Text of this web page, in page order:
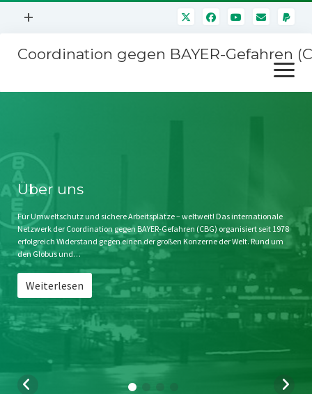
Menü
+
Mitmachen
Kontakt
Impressum
Störfälle
Coordination gegen BAYER-Gefahren
Menü
öffnen
Stichwort BAYER
Jahrestagung
SPENDEN
Über uns
Für Umweltschutz und sichere Arbeitsplätze – weltweit! Das internationale
Netzwerk der Coordination gegen BAYER-Gefahren (CBG) organisiert seit 1978
erfolgreich Widerstand gegen einen der großen Konzerne der Welt. Rund um
den Globus und…
Weiterlesen